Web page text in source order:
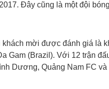
Đây cũng là một đội
mời được đánh giá là
Gam (Brazil). Với 12 trận
Dương, Quảng Nam FC và